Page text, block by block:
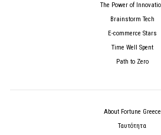
The Power of
Brainstorm Tech
E-commerce Stars
Time Well Spent
Path to Zero
About Fortune Greece
Ταυτότητα